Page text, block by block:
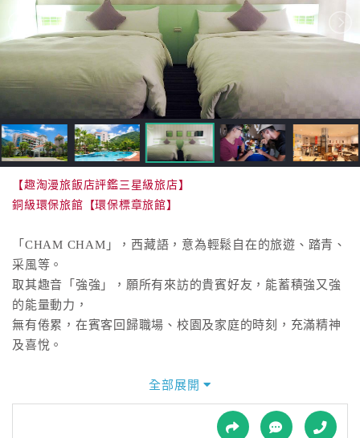
直
飯
店
訂
房
HOT
特
色
民
宿
球
【趣淘漫旅飯店評鑑三星級旅店】
銅級環保旅館【環保標章旅館】
「CHAM CHAM」，西藏語，意為輕鬆自在的旅遊、踏青、
采風等。
取其趣音「強強」，願所有來訪的貴賓好友，能蓄積強又強
的能量動力，
無有倦累，在賓客回歸職場、校園及家庭的時刻，充滿精神
及喜悅。
「趣淘」則取台語”玩耍”諧音，萃取台灣在地元素，隨興活
潑地遊玩。
集結科技應用、跨界整合、冒險體驗的元素，開創全台首座
全部展開